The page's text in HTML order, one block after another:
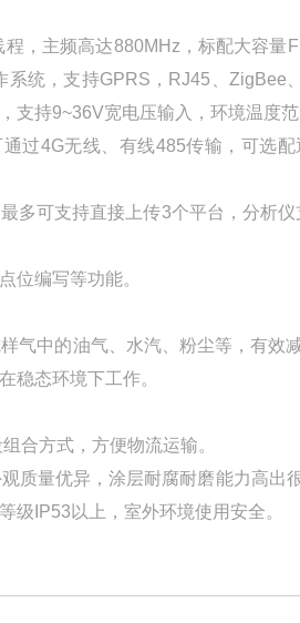
，主频高达880MHz，标配大容量
统，支持GPRS，RJ45、ZigBee
支持9~36V宽电压输入，环境温度
过4G无线、有线485传输，可选
多可支持直接上传3个平台，分析
位编写等功能。
气中的油气、水汽、粉尘等，有效
稳态环境下工作。
合方式，方便物流运输。
质量优异，涂层耐腐耐磨能力高出
级IP53以上，室外环境使用安全。